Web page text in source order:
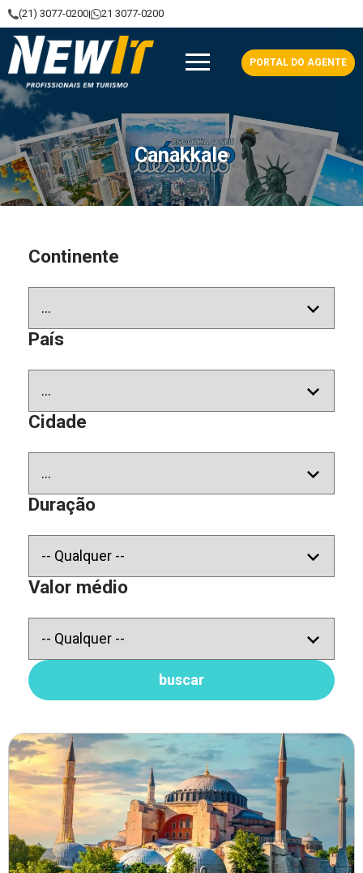
(21) 3077-0200 21 3077-0200
NewIt - Profissionais em Turismo
PORTAL DO AGENTE
Canakkale
Continente
País
Cidade
Duração
Valor médio
buscar